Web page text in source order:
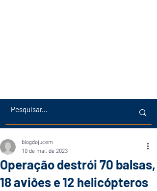
Operação destrói 70 balsas,
18 aviões e 12 helicópteros
blogdojucem
10 de mai. de 2023